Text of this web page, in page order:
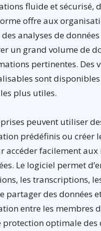
fluide et sécurisé,
offre aux
analyses de
un grand volume de
pertinentes. Des
sont
plus utiles.
peuvent utiliser
prédéfinis ou créer
accéder facilement
Le logiciel permet
les transcriptions,
partager des données
entre les membres
protection optimale des